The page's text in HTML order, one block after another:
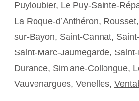
Puyloubier, Le Puy-Sainte-
La Roque-d’Anthéron,
sur-Bayon, Saint-Cannat,
Saint-Marc-Jaumegarde,
Durance, Simiane-Collongue,
Vauvenargues, Venelles,